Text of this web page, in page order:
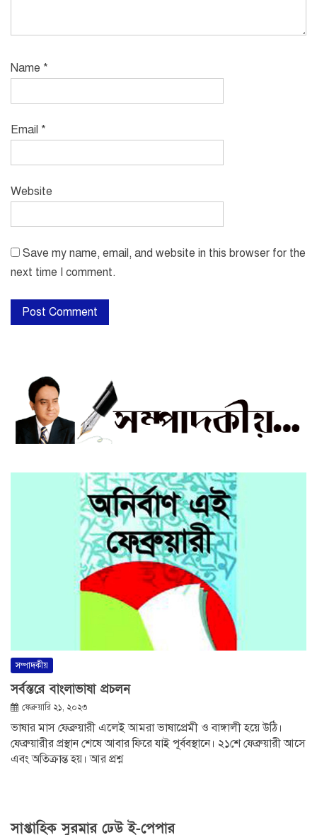
Name *
Email *
Website
Save my name, email, and website in this browser for the
next time I comment.
সম্পাদকীয়
সর্বস্তরে বাংলাভাষা প্রচলন
ফেব্রুয়ারি ২১, ২০২৩
ভাষার মাস ফেব্রুয়ারী এলেই আমরা ভাষাপ্রেমী ও বাঙ্গালী হয়ে উঠি।
ফেব্রুয়ারীর প্রস্থান শেষে আবার ফিরে যাই পূর্ববস্থানে। ২১শে ফেব্রুয়ারী আসে
এবং অতিক্রান্ত হয়। আর প্রশ্ন
সাপ্তাহিক সুরমার ঢেউ ই-পেপার